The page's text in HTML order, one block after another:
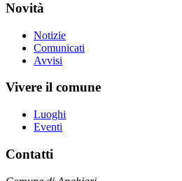
Novità
Notizie
Comunicati
Avvisi
Vivere il comune
Luoghi
Eventi
Contatti